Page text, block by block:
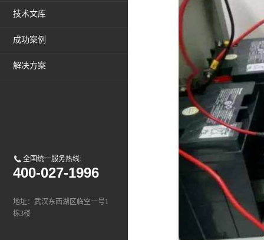
技术文库
成功案例
解决方案
全国统一服务热线:
400-027-1996
地址：武汉东西湖区临空一号1
栋3楼